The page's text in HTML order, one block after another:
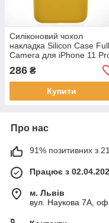
Силіконовий чохол
накладка Silicon Case Full
Camera для iPhone 11
286 ₴
Купити
Про нас
91% позитивних з
Працює з
м. Львів
вул. Наукова 7А,